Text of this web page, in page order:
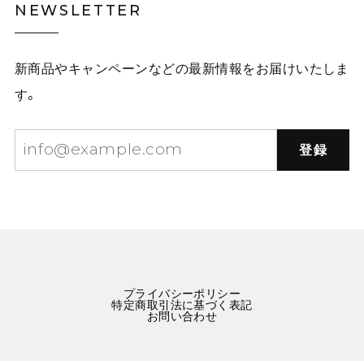
NEWSLETTER
新商品やキャンペーンなどの最新情報をお届けいたしま
す。
登録
プライバシーポリシー
特定商取引法に基づく表記
お問い合わせ